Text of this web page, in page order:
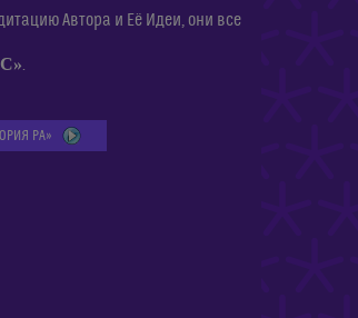
Автора и Её Идеи, они все
.
РА»